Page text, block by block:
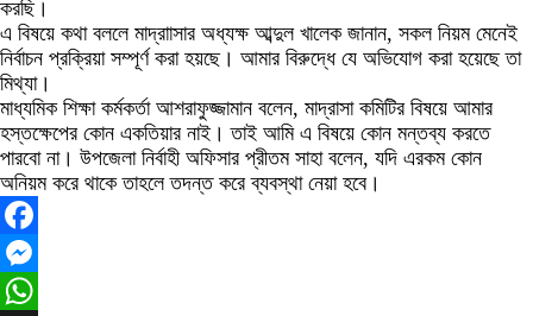
করছি।
এ বিষয়ে কথা বললে মাদ্রাাসার অধ্যক্ষ আব্দুল খালেক জানান, সকল নিয়ম মেনেই
নির্বাচন প্রক্রিয়া সম্পূর্ণ করা হয়ছে। আমার বিরুদ্ধে যে অভিযোগ করা হয়েছে তা
মিথ্যা।
মাধ্যমিক শিক্ষা কর্মকর্তা আশরাফুজ্জামান বলেন, মাদ্রাসা কমিটির বিষয়ে আমার
হস্তক্ষেপের কোন একতিয়ার নাই। তাই আমি এ বিষয়ে কোন মন্তব্য করতে
পারবো না। উপজেলা নির্বাহী অফিসার প্রীতম সাহা বলেন, যদি এরকম কোন
অনিয়ম করে থাকে তাহলে তদন্ত করে ব্যবস্থা নেয়া হবে।
Facebook
Messenger